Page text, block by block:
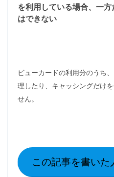
を利用している場合、一
はできない
ビューカードの利用分のうち
理したり、キャッシングだけ
せん。
この記事を書いた